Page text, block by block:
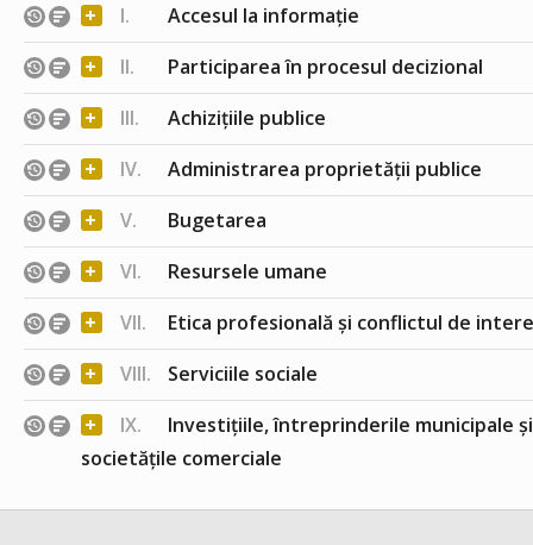
+
I. Accesul la informație
+ II. Participarea în procesul decizional
+ III. Achizițiile publice
+ IV. Administrarea proprietății publice
+ V. Bugetarea
+ VI. Resursele umane
+ VII. Etica profesională și conflictul de
+ VIII. Serviciile sociale
+ IX.
Investițiile, întreprinderile municipale
societățile comerciale